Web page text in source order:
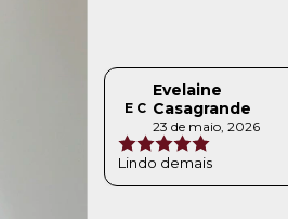
E C
Evelaine
Casagrande
23 de maio, 2026
Lindo demais